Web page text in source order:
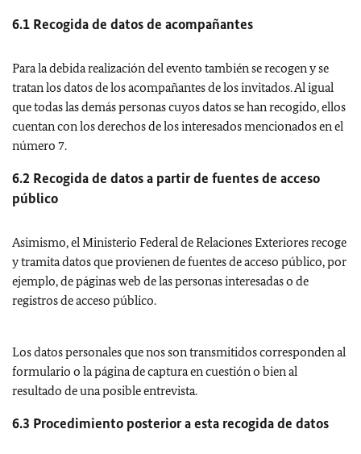
6.1 Recogida de datos de acompañantes
Para la debida realización del evento también se recogen y se
tratan los datos de los acompañantes de los invitados. Al igual
que todas las demás personas cuyos datos se han recogido, ellos
cuentan con los derechos de los interesados mencionados en el
número 7.
6.2 Recogida de datos a partir de fuentes de acceso
público
Asimismo, el Ministerio Federal de Relaciones Exteriores recoge
y tramita datos que provienen de fuentes de acceso público, por
ejemplo, de páginas web de las personas interesadas o de
registros de acceso público.
Los datos personales que nos son transmitidos corresponden al
formulario o la página de captura en cuestión o bien al
resultado de una posible entrevista.
6.3 Procedimiento posterior a esta recogida de datos